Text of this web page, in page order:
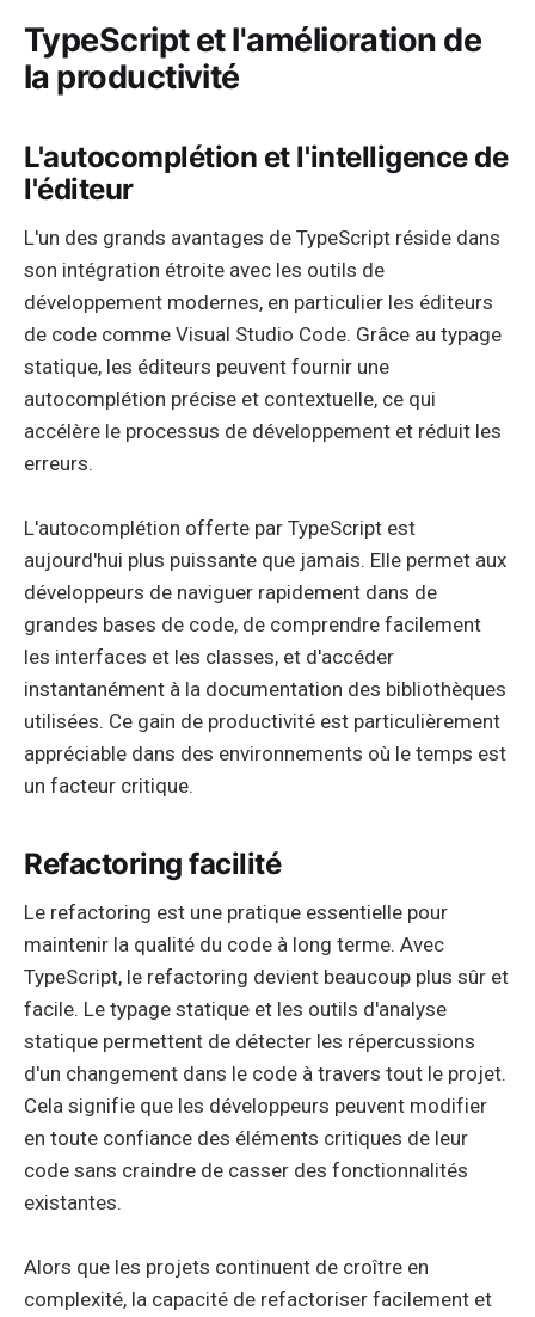
TypeScript et l'amélioration de
la productivité
L'autocomplétion et l'intelligence de
l'éditeur
L'un des grands avantages de TypeScript réside dans
son intégration étroite avec les outils de
développement modernes, en particulier les éditeurs
de code comme Visual Studio Code. Grâce au typage
statique, les éditeurs peuvent fournir une
autocomplétion précise et contextuelle, ce qui
accélère le processus de développement et réduit les
erreurs.
L'autocomplétion offerte par TypeScript est
aujourd'hui plus puissante que jamais. Elle permet aux
développeurs de naviguer rapidement dans de
grandes bases de code, de comprendre facilement
les interfaces et les classes, et d'accéder
instantanément à la documentation des bibliothèques
utilisées. Ce gain de productivité est particulièrement
appréciable dans des environnements où le temps est
un facteur critique.
Refactoring facilité
Le refactoring est une pratique essentielle pour
maintenir la qualité du code à long terme. Avec
TypeScript, le refactoring devient beaucoup plus sûr et
facile. Le typage statique et les outils d'analyse
statique permettent de détecter les répercussions
d'un changement dans le code à travers tout le projet.
Cela signifie que les développeurs peuvent modifier
en toute confiance des éléments critiques de leur
code sans craindre de casser des fonctionnalités
existantes.
Alors que les projets continuent de croître en
complexité, la capacité de refactoriser facilement et